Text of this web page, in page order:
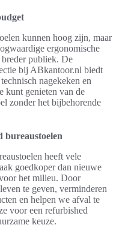
kunnen hoog zijn, maar
ergonomische
publiek. De
bij ABkantoor.nl biedt
nagekeken en
kunt genieten van de
zonder het bijbehorende
bureaustoelen
heeft vele
goedkoper dan nieuwe
het milieu. Door
te geven, verminderen
en helpen we afval te
voor een refurbished
keuze.